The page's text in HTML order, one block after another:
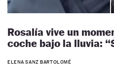
Rosalía vive un
coche bajo la lluvia:
ELENA SANZ BARTOLOMÉ